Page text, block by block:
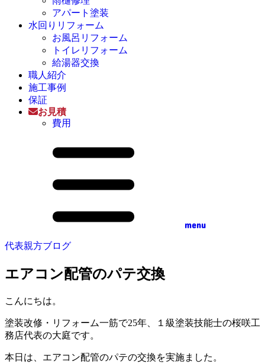
アパート塗装
水回りリフォーム
お風呂リフォーム
トイレリフォーム
給湯器交換
職人紹介
施工事例
保証
お見積
費用
menu
代表親方ブログ
エアコン配管のパテ交換
こんにちは。
塗装改修・リフォーム一筋で25年、１級塗装技能士の桜咲工
務店代表の大庭です。
本日は、エアコン配管のパテの交換を実施ました。